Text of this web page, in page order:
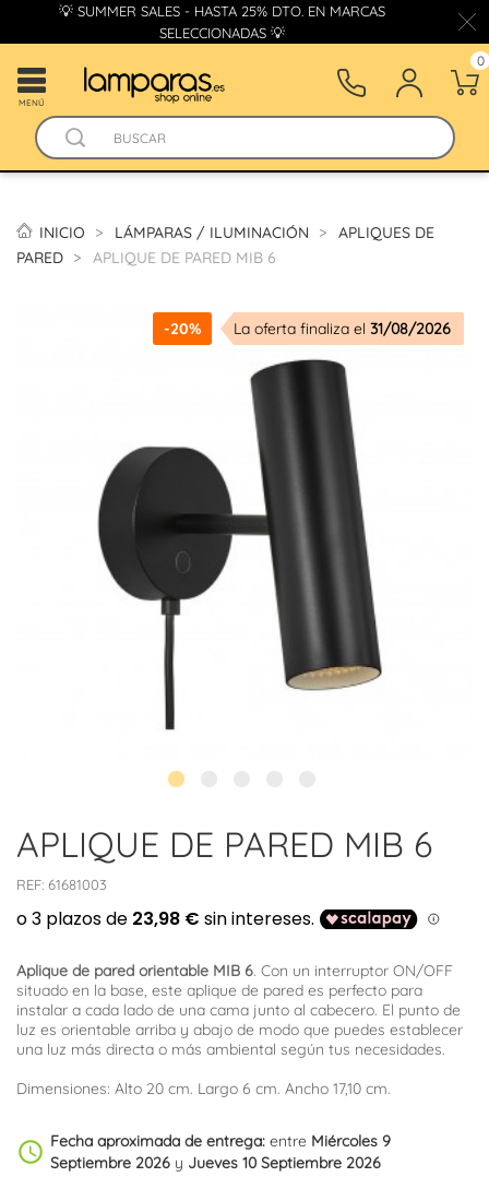
💡 SUMMER SALES - HASTA 25% DTO. EN MARCAS
SELECCIONADAS 💡
MENÚ
0
INICIO LÁMPARAS / ILUMINACIÓN
APLIQUES DE
PARED
APLIQUE DE PARED MIB 6
-20% La oferta finaliza el 31/08/2026
APLIQUE DE PARED MIB 6
REF: 61681003
Aplique de pared orientable MIB 6. Con un interruptor ON/OFF
situado en la base, este aplique de pared es perfecto para
instalar a cada lado de una cama junto al cabecero. El punto de
luz es orientable arriba y abajo de modo que puedes establecer
una luz más directa o más ambiental según tus necesidades.
Dimensiones: Alto 20 cm. Largo 6 cm. Ancho 17,10 cm.
schedule Fecha aproximada de entrega: entre Miércoles 9
Septiembre 2026 y Jueves 10 Septiembre 2026